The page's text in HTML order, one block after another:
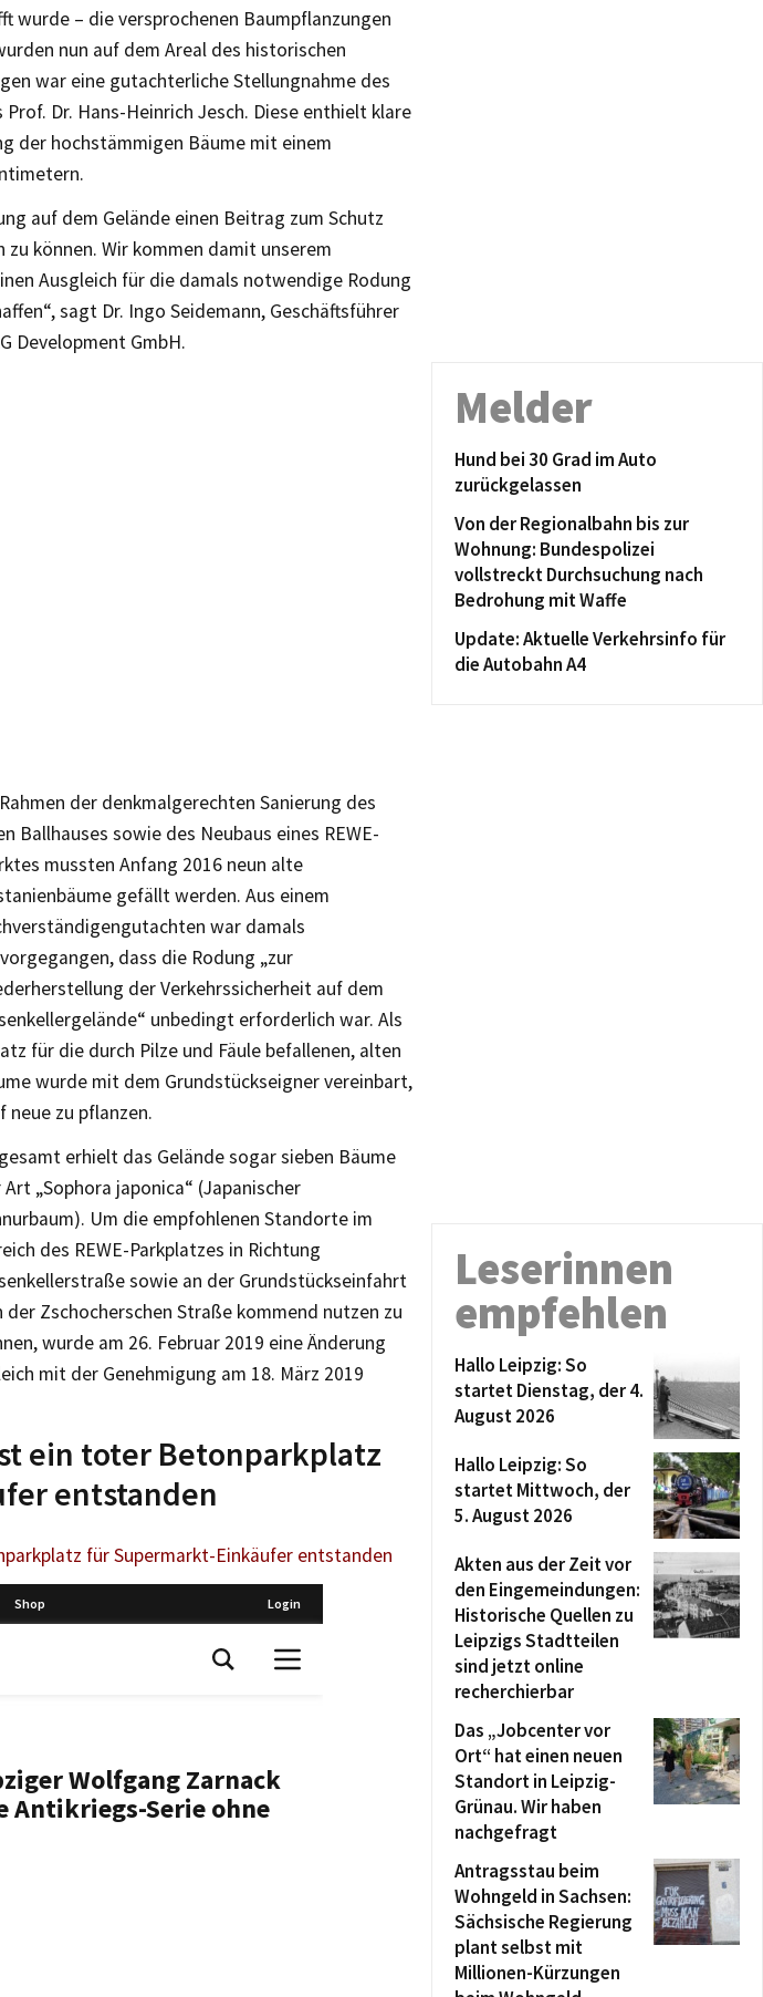
wurde – die versprochenen Baumpflanzungen
nun auf dem Areal des historischen
war eine gutachterliche Stellungnahme des
Dr. Hans-Heinrich Jesch. Diese enthielt klare
der hochstämmigen Bäume mit einem
auf dem Gelände einen Beitrag zum Schutz
können. Wir kommen damit unserem
Ausgleich für die damals notwendige Rodung
sagt Dr. Ingo Seidemann, Geschäftsführer
Development GmbH.
der denkmalgerechten Sanierung des
Ballhauses sowie des Neubaus eines REWE-
mussten Anfang 2016 neun alte
gefällt werden. Aus einem
war damals
dass die Rodung „zur
der Verkehrssicherheit auf dem
unbedingt erforderlich war. Als
für die durch Pilze und Fäule befallenen, alten
wurde mit dem Grundstückseigner vereinbart,
neue zu pflanzen.
erhielt das Gelände sogar sieben Bäume
Art „Sophora japonica“ (Japanischer
Um die empfohlenen Standorte im
des REWE-Parkplatzes in Richtung
sowie an der Grundstückseinfahrt
der Zschocherschen Straße kommend nutzen zu
wurde am 26. Februar 2019 eine Änderung
mit der Genehmigung am 18. März 2019
ein toter Betonparkplatz
entstanden
für Supermarkt-Einkäufer entstanden
Melder
Hund bei 30 Grad im Auto
zurückgelassen
Von der Regionalbahn bis zur
Wohnung: Bundespolizei
vollstreckt Durchsuchung nach
Bedrohung mit Waffe
Update: Aktuelle Verkehrsinfo für
die Autobahn A4
Leserinnen
empfehlen
Hallo Leipzig: So
startet Dienstag, der 4.
August 2026
Hallo Leipzig: So
startet Mittwoch, der
5. August 2026
Akten aus der Zeit vor
den Eingemeindungen:
Historische Quellen zu
Leipzigs Stadtteilen
sind jetzt online
recherchierbar
Das „Jobcenter vor
Ort“ hat einen neuen
Standort in Leipzig-
Grünau. Wir haben
nachgefragt
Antragsstau beim
Wohngeld in Sachsen:
Sächsische Regierung
plant selbst mit
Millionen-Kürzungen